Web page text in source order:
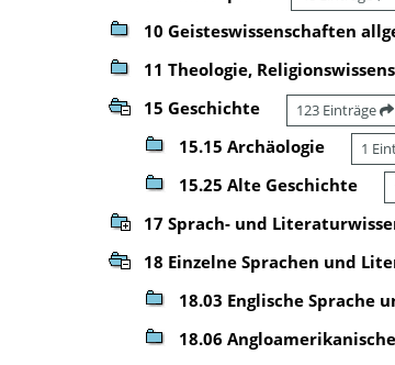
10 Geisteswissenschaften
11 Theologie,
15 Geschichte 123 Einträge
15.15 Archäologie 1
15.25 Alte Geschichte
17 Sprach- und
18 Einzelne Sprachen und
18.03 Englische Sprache
18.06